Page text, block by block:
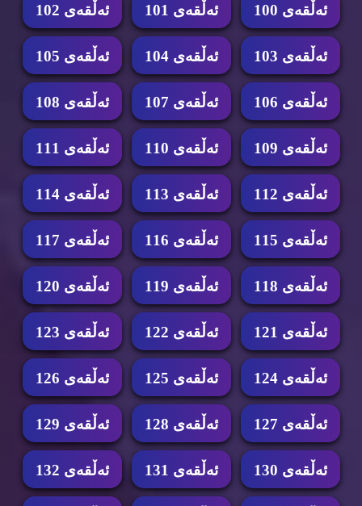
ئه‌ڵقه‌ی 100 ئه‌ڵقه‌ی 101 ئه‌ڵقه‌ی 102
ئه‌ڵقه‌ی 103 ئه‌ڵقه‌ی 104 ئه‌ڵقه‌ی 105
ئه‌ڵقه‌ی 106 ئه‌ڵقه‌ی 107 ئه‌ڵقه‌ی 108
ئه‌ڵقه‌ی 109 ئه‌ڵقه‌ی 110 ئه‌ڵقه‌ی 111
ئه‌ڵقه‌ی 112 ئه‌ڵقه‌ی 113 ئه‌ڵقه‌ی 114
ئه‌ڵقه‌ی 115 ئه‌ڵقه‌ی 116 ئه‌ڵقه‌ی 117
ئه‌ڵقه‌ی 118 ئه‌ڵقه‌ی 119 ئه‌ڵقه‌ی 120
ئه‌ڵقه‌ی 121 ئه‌ڵقه‌ی 122 ئه‌ڵقه‌ی 123
ئه‌ڵقه‌ی 124 ئه‌ڵقه‌ی 125 ئه‌ڵقه‌ی 126
ئه‌ڵقه‌ی 127 ئه‌ڵقه‌ی 128 ئه‌ڵقه‌ی 129
ئه‌ڵقه‌ی 130 ئه‌ڵقه‌ی 131 ئه‌ڵقه‌ی 132